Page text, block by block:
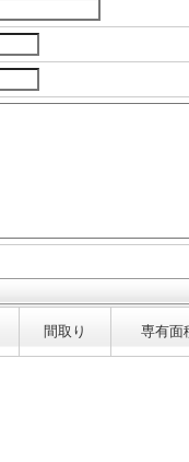
間取り 専有面